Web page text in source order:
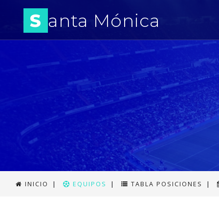
S anta Mónica
INICIO | EQUIPOS | TABLA POSICIONES |